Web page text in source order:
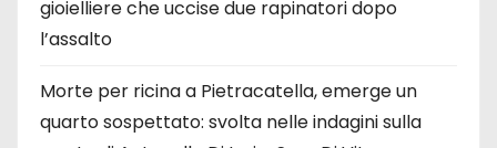
gioielliere che uccise due rapinatori dopo
l’assalto
Morte per ricina a Pietracatella, emerge un
quarto sospettato: svolta nelle indagini sulla